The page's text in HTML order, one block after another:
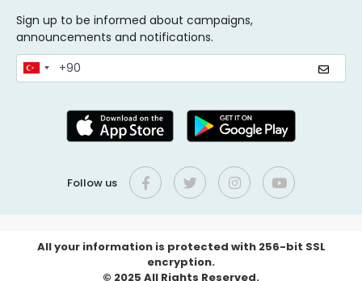
Sign up to be informed about campaigns,
announcements and notifications.
Follow us
All your information is protected with 256-bit SSL
encryption.
© 2025 All Rights Reserved.